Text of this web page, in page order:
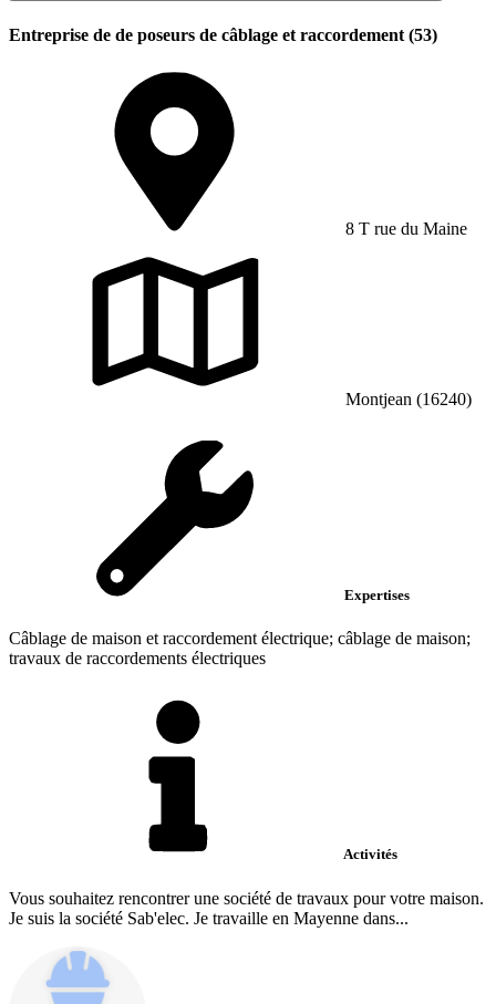
Entreprise de de poseurs de câblage et raccordement (53)
8 T rue du Maine
Montjean (16240)
Expertises
Câblage de maison et raccordement électrique; câblage de maison;
travaux de raccordements électriques
Activités
Vous souhaitez rencontrer une société de travaux pour votre maison.
Je suis la société Sab'elec. Je travaille en Mayenne dans...